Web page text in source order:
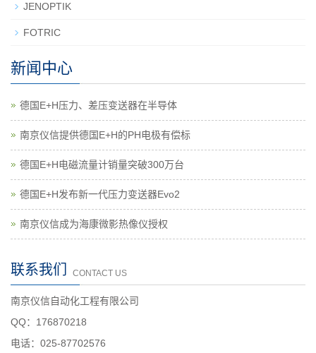
JENOPTIK
FOTRIC
新闻中心
德国E+H压力、差压变送器在半导体
南京仪信提供德国E+H的PH电极有偿标
德国E+H电磁流量计销量突破300万台
德国E+H发布新一代压力变送器Evo2
南京仪信成为海康微影热像仪授权
联系我们 CONTACT US
南京仪信自动化工程有限公司
QQ：176870218
电话：025-87702576